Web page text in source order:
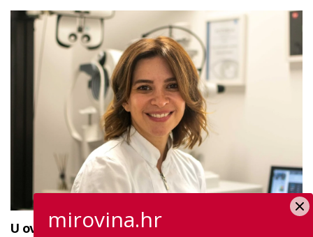
U ovoj optici rade najdetaljniji pregled vida,
mirovina.hr